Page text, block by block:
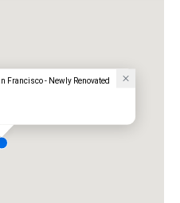
Francisco - Newly Renovated